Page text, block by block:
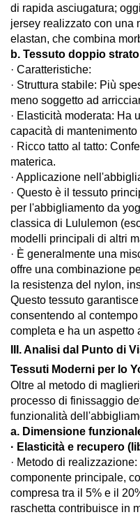
di rapida asciugatura;
jersey realizzato con una
elastan, che combina
b. Tessuto doppio strato
· Caratteristiche:
· Struttura stabile: Più
meno soggetto ad
· Elasticità moderata: Ha
capacità di mantenimento
· Ricco tatto al tatto:
materica.
· Applicazione
· Questo è il tessuto
per l'abbigliamento da
classica di Lululemon
modelli principali di altri
· È generalmente una
offre una combinazione
la resistenza del nylon,
Questo tessuto
consentendo al
completa e ha un aspetto
III. Analisi dal Punto di
Tessuti Moderni per lo
Oltre al metodo di
processo di finissaggio
funzionalità
a. Dimensione
· Elasticità e recupero
· Metodo di
componente principale,
compresa tra il 5% e il
raschetta contribuisce in